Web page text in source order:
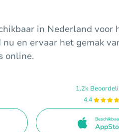
in Nederland voor
en ervaar het gemak
online.
1.2k
4.4